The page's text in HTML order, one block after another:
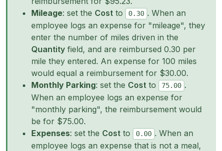
Mileage: set the Cost to 0.30 . When an
employee logs an expense for "mileage", they
enter the number of miles driven in the
Quantity field, and are reimbursed 0.30 per
mile they entered. An expense for 100 miles
would equal a reimbursement for $30.00.
Monthly Parking: set the Cost to 75.00 .
When an employee logs an expense for
"monthly parking", the reimbursement would
be for $75.00.
Expenses: set the Cost to 0.00 . When an
employee logs an expense that is not a meal,